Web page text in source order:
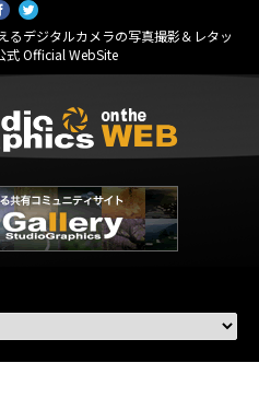
るデジタルカメラの写真撮影＆レタッ
式 Official WebSite